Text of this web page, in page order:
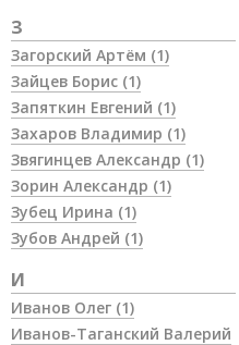
З
Загорский Артём (1)
Зайцев Борис (1)
Запяткин Евгений (1)
Захаров Владимир (1)
Звягинцев Александр (1)
Зорин Александр (1)
Зубец Ирина (1)
Зубов Андрей (1)
И
Иванов Олег (1)
Иванов-Таганский Валерий